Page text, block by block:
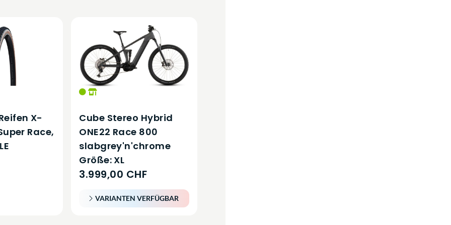
an Rahmen, Gabel, Lenker/Vorbaueinheit, Antriebseinheit und
einzelner Bauteile (z.B. Bremsen, Antriebseinheit, Scheinwerfer)
die Verwendung im öffentlichen Straßenverkehr
bzw. des Transportunternehmens zu beachten
X-
Race,
Cube Stereo Hybrid
ONE22 Race 800
slabgrey'n'chrome
Größe: XL
3.999,00 CHF
VARIANTEN VERFÜGBAR